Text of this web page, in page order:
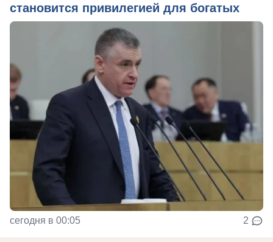
становится привилегией для богатых
сегодня в 00:05 2